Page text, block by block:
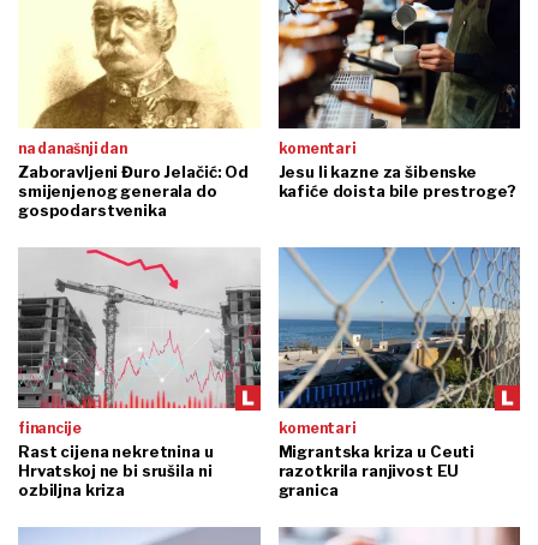
na današnji dan
Zaboravljeni Đuro Jelačić: Od
smijenjenog generala do
gospodarstvenika
komentari
Jesu li kazne za šibenske
kafiće doista bile prestroge?
financije
Rast cijena nekretnina u
Hrvatskoj ne bi srušila ni
ozbiljna kriza
komentari
Migrantska kriza u Ceuti
razotkrila ranjivost EU
granica